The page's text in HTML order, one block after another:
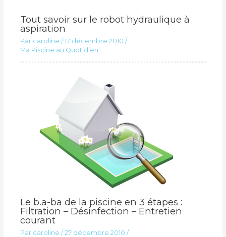
Tout savoir sur le robot hydraulique à
aspiration
Par caroline /17 décembre 2010 /
Ma Piscine au Quotidien
Le b.a-ba de la piscine en 3 étapes :
Filtration – Désinfection – Entretien
courant
Par caroline /27 décembre 2010 /